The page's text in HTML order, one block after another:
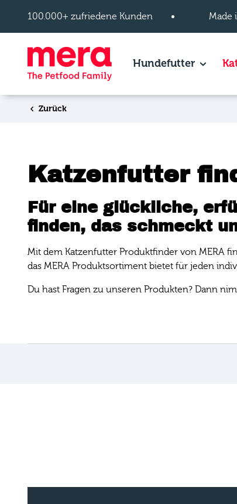
100.000+ zufriedene Kunden
Made
HundefutterShow
Zurück
Katzenfutter
Für eine glückliche,
finden, das schmeckt
Mit dem Katzenfutter Produktfinder von MERA
das MERA Produktsortiment bietet für jeden
Du hast Fragen zu unseren Produkten? Dann